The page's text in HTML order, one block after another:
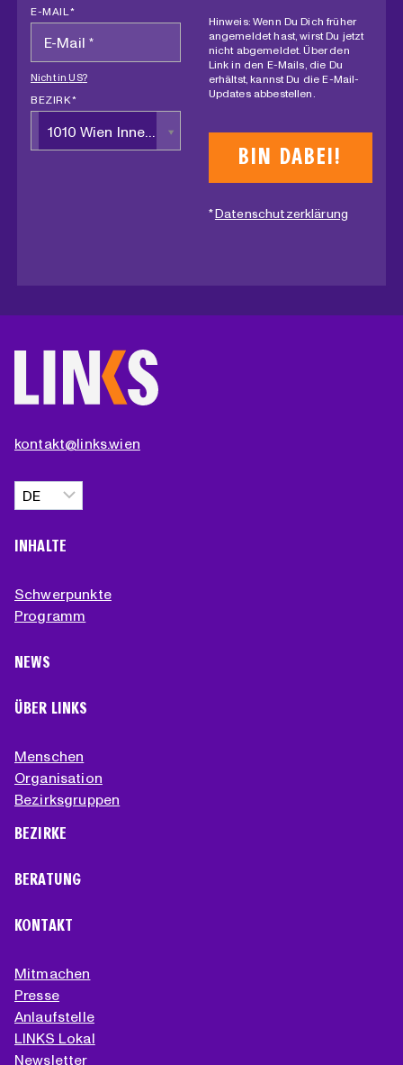
E-MAIL *
Nicht inUS?
BEZIRK *
1010 Wien Innere Stadt
Hinweis: Wenn Du Dich früher
angemeldet hast, wirst Du jetzt
nicht abgemeldet. Über den
Link in den E-Mails, die Du
erhältst, kannst Du die E-Mail-
Updates abbestellen.
*Datenschutzerklärung
kontakt@links.wien
Sprache
auswählen
INHALTE
Schwerpunkte
Programm
NEWS
ÜBER LINKS
Menschen
Organisation
Bezirksgruppen
BEZIRKE
BERATUNG
KONTAKT
Mitmachen
Presse
Anlaufstelle
LINKS Lokal
Newsletter